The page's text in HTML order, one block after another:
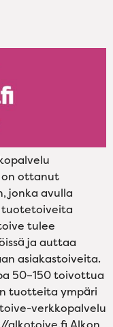
on ottanut
jonka avulla
tuotetoiveita
tulee
ja auttaa
asiakastoiveita.
50–150 toivottua
tuotteita ympäri
verkkopalvelu